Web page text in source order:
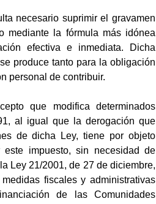
necesario suprimir el gravamen
mediante la fórmula más idónea
efectiva e inmediata. Dicha
produce tanto para la obligación
personal de contribuir.
que modifica determinados
al igual que la derogación que
de dicha Ley, tiene por objeto
impuesto, sin necesidad de
Ley 21/2001, de 27 de diciembre,
fiscales y administrativas
de las Comunidades